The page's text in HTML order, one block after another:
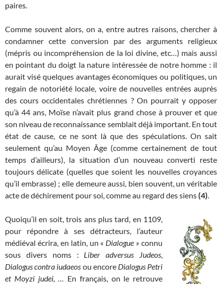
paires.
Comme souvent alors, on a, entre autres raisons, chercher à
condamner cette conversion par des arguments religieux
(mépris ou incompréhension de la loi divine, etc…) mais aussi
en pointant du doigt la nature intéressée de notre homme : il
aurait visé quelques avantages économiques ou politiques, un
regain de notoriété locale, voire de nouvelles entrées auprès
des cours occidentales chrétiennes ? On pourrait y opposer
qu’à 44 ans, Moïse n’avait plus grand chose à prouver et que
son niveau de reconnaissance semblait déjà important. En tout
état de cause, ce ne sont là que des spéculations. On sait
seulement qu’au Moyen Âge (comme certainement de tout
temps d’ailleurs), la situation d’un nouveau converti reste
toujours délicate (quelles que soient les nouvelles croyances
qu’il embrasse) ; elle demeure aussi, bien souvent, un véritable
acte de déchirement pour soi, comme au regard des siens(4).
Quoiqu’il en soit, trois ans plus tard, en 1109,
pour répondre à ses détracteurs, l’auteur
médiéval écrira, en latin, un « Dialogue » connu
sous divers noms : Liber adversus Judeos,
Dialogus contra iudaeos ou encore Dialogus Petri
et Moyzi judei, … En français, on le retrouve